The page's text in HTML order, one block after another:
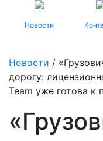
Новости
Новости /
дорогу:
Team уже готова к